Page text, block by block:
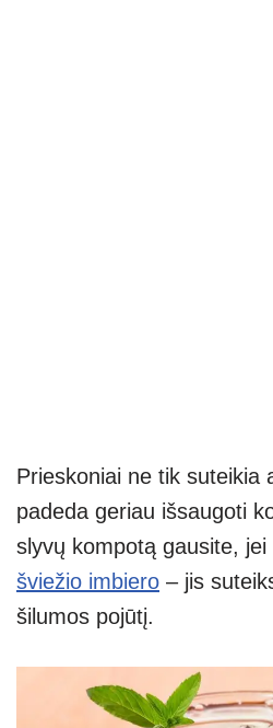
Prieskoniai ne tik suteikia
padeda geriau išsaugoti
slyvų kompotą gausite,
šviežio imbiero – jis
šilumos pojūtį.